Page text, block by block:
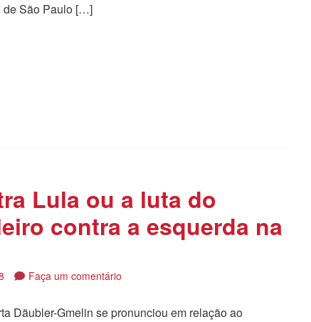
de São Paulo […]
Lula ou a luta do
contra a esquerda na
Faça um comentário
Däubler-Gmelin se pronunciou em relação ao